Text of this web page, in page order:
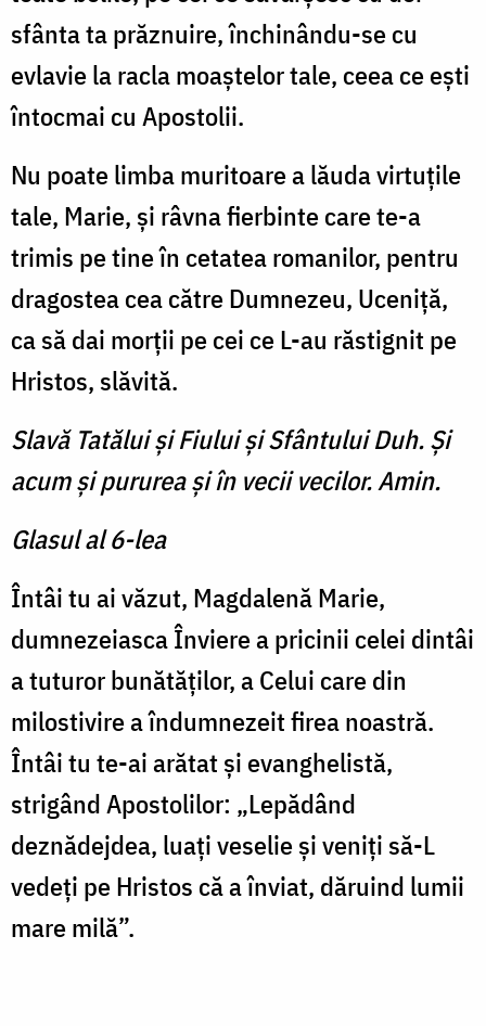
sfânta ta prăznuire, închinându-se cu
evlavie la racla moaștelor tale, ceea ce ești
întocmai cu Apostolii.
Nu poate limba muritoare a lăuda virtuțile
tale, Marie, și râvna fierbinte care te-a
trimis pe tine în cetatea romanilor, pentru
dragostea cea către Dumnezeu, Uceniță,
ca să dai morții pe cei ce L-au răstignit pe
Hristos, slăvită.
Slavă Tatălui şi Fiului şi Sfântului Duh. Şi
acum şi pururea şi în vecii vecilor. Amin.
Glasul al 6-lea
Întâi tu ai văzut, Magdalenă Marie,
dumnezeiasca Înviere a pricinii celei dintâi
a tuturor bunătăților, a Celui care din
milostivire a îndumnezeit firea noastră.
Întâi tu te-ai arătat și evanghelistă,
strigând Apostolilor: „Lepădând
deznădejdea, luați veselie și veniți să-L
vedeți pe Hristos că a înviat, dăruind lumii
mare milă”.